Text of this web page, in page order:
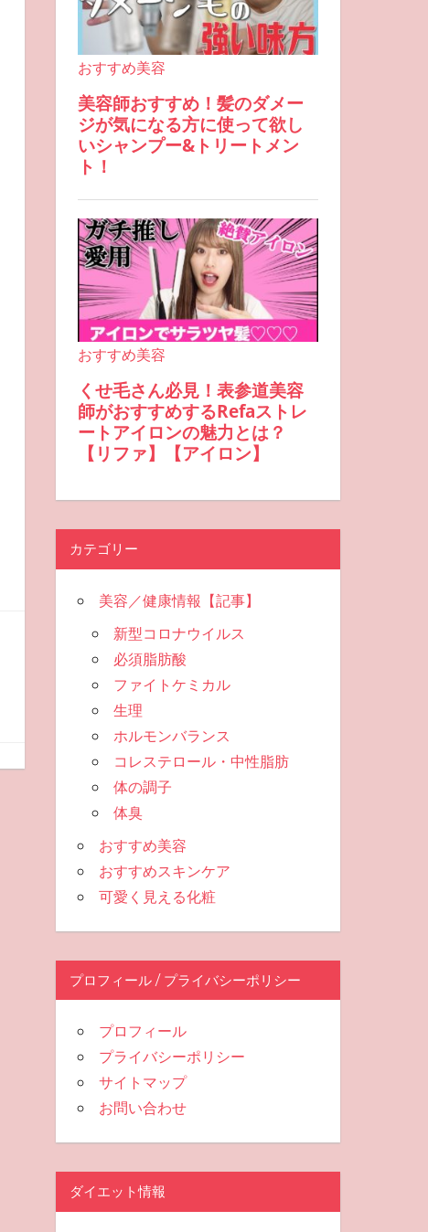
カテゴリー
美容／健康情報【記事】
新型コロナウイルス
必須脂肪酸
ファイトケミカル
生理
ホルモンバランス
コレステロール・中性脂肪
体の調子
体臭
おすすめ美容
おすすめスキンケア
可愛く見える化粧
プロフィール / プライバシーポリシー
プロフィール
プライバシーポリシー
サイトマップ
お問い合わせ
ダイエット情報